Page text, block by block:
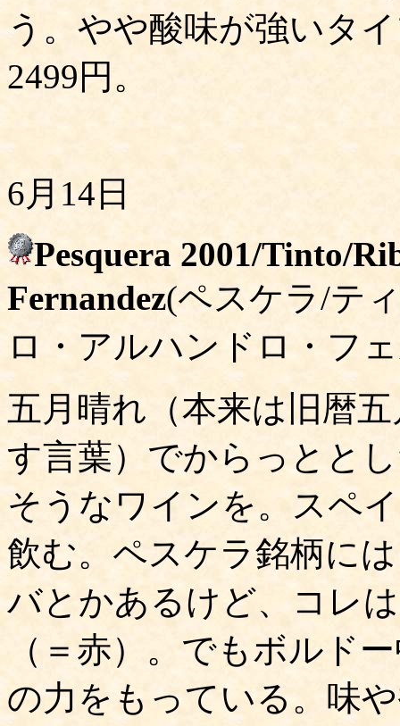
う。やや酸味が強いタ
2499円。
6月14日
Pesquera 2001/Tinto/
Fernandez(ペスケラ/テ
ロ・アルハンドロ・フ
五月晴れ（本来は旧暦
す言葉）でからっとと
そうなワインを。スペ
飲む。ペスケラ銘柄に
バとかあるけど、コレ
（＝赤）。でもボルド
の力をもっている。味